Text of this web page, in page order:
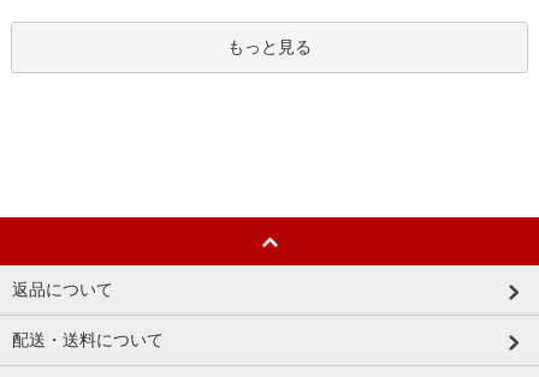
もっと見る
返品について
配送・送料について